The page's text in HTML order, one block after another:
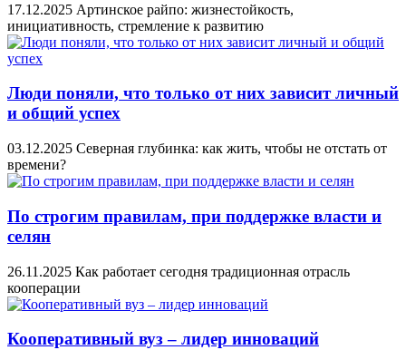
17.12.2025 Артинское райпо: жизнестойкость,
инициативность, стремление к развитию
Люди поняли, что только от них зависит личный
и общий успех
03.12.2025 Северная глубинка: как жить, чтобы не отстать от
времени?
По строгим правилам, при поддержке власти и
селян
26.11.2025 Как работает сегодня традиционная отрасль
кооперации
Кооперативный вуз – лидер инноваций